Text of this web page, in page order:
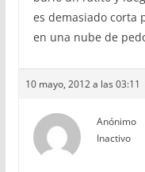
es demasiado corta
en una nube de
10 mayo, 2012 a las 03:11
Anónimo
Inactivo